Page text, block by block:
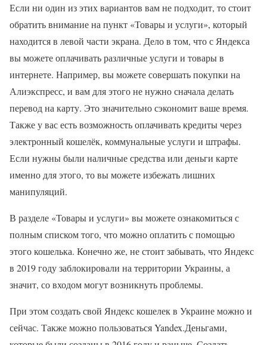
Если ни один из этих вариантов вам не подходит, то стоит
обратить внимание на пункт «Товары и услуги», который
находится в левой части экрана. Дело в том, что с Яндекса
вы можете оплачивать различные услуги и товары в
интернете. Например, вы можете совершать покупки на
Алиэкспресс, и вам для этого не нужно сначала делать
перевод на карту. Это значительно сэкономит ваше время.
Также у вас есть возможность оплачивать кредиты через
электронный кошелёк, коммунальные услуги и штрафы.
Если нужны были наличные средства или деньги карте
именно для этого, то вы можете избежать лишних
манипуляций.
В разделе «Товары и услуги» вы можете ознакомиться с
полным списком того, что можно оплатить с помощью
этого кошелька. Конечно же, не стоит забывать, что Яндекс
в 2019 году заблокировали на территории Украины, а
значит, со входом могут возникнуть проблемы.
При этом создать свой Яндекс кошелек в Украине можно и
сейчас. Также можно пользоваться Yandex.Деньгами,